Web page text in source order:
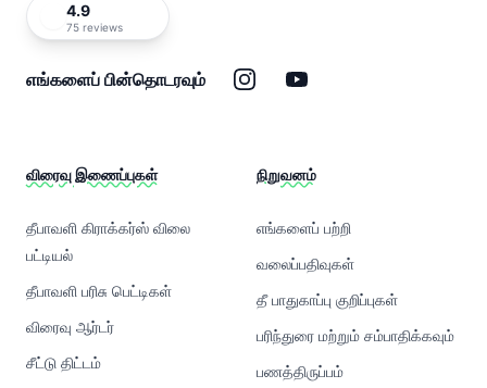
4.9
75 reviews
எங்களைப் பின்தொடரவும் இன்ஸ்டாகிராம்
யூடியூப்
விரைவு இணைப்புகள்
தீபாவளி கிராக்கர்ஸ் விலை
பட்டியல்
தீபாவளி பரிசு பெட்டிகள்
விரைவு ஆர்டர்
சீட்டு திட்டம்
நிறுவனம்
எங்களைப் பற்றி
வலைப்பதிவுகள்
தீ பாதுகாப்பு குறிப்புகள்
பரிந்துரை மற்றும் சம்பாதிக்கவும்
பணத்திருப்பம்